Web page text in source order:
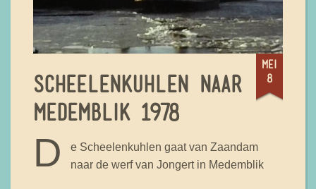
mei
8
SCHEELENKUHLEN NAAR
MEDEMBLIK 1978
D
e Scheelenkuhlen gaat van Zaandam
naar de werf van Jongert in Medemblik